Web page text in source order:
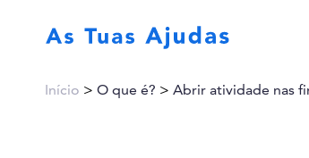
Início > O que é? > Abrir atividade nas